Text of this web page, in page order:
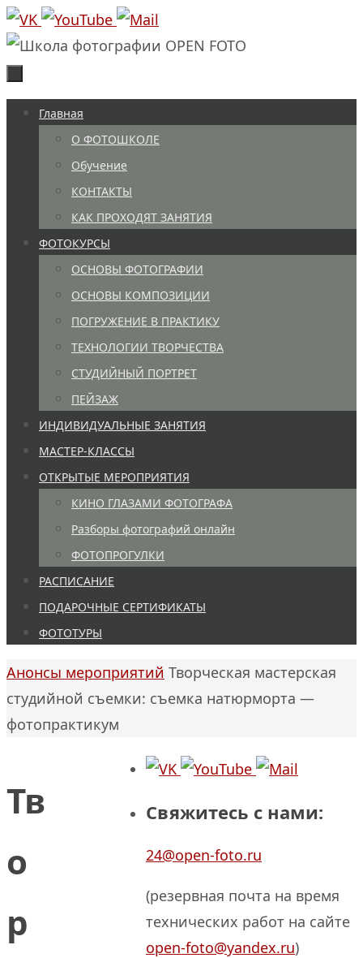
Перейти
к
содержимому
Перейти
содержимому
Главная
О ФОТОШКОЛЕ
Обучение
КОНТАКТЫ
КАК ПРОХОДЯТ ЗАНЯТИЯ
ФОТОКУРСЫ
ОСНОВЫ ФОТОГРАФИИ
ОСНОВЫ КОМПОЗИЦИИ
ПОГРУЖЕНИЕ В ПРАКТИКУ
ТЕХНОЛОГИИ ТВОРЧЕСТВА
СТУДИЙНЫЙ ПОРТРЕТ
ПЕЙЗАЖ
ИНДИВИДУАЛЬНЫЕ ЗАНЯТИЯ
МАСТЕР-КЛАССЫ
ОТКРЫТЫЕ МЕРОПРИЯТИЯ
КИНО ГЛАЗАМИ ФОТОГРАФА
Разборы фотографий онлайн
ФОТОПРОГУЛКИ
РАСПИСАНИЕ
ПОДАРОЧНЫЕ СЕРТИФИКАТЫ
ФОТОТУРЫ
Главная
Анонсы мероприятий Творческая мастерская
студийной съемки: съемка натюрморта —
фотопрактикум
Тв
о
р
Свяжитесь с нами:
24@open-foto.ru
(резервная почта на время
технических работ на сайте
open-foto@yandex.ru)